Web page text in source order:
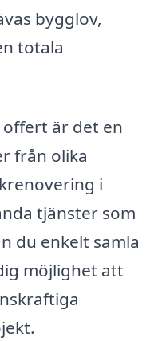
bygglov,
totala
är det en
från olika
i
tjänster som
du enkelt samla
möjlighet att